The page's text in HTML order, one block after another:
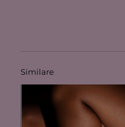
Similare